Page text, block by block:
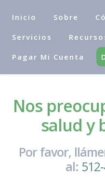
Inicio Sobre
Servicios
Pagar Mi Cuenta
Nos
salud y
Por favor,
al: